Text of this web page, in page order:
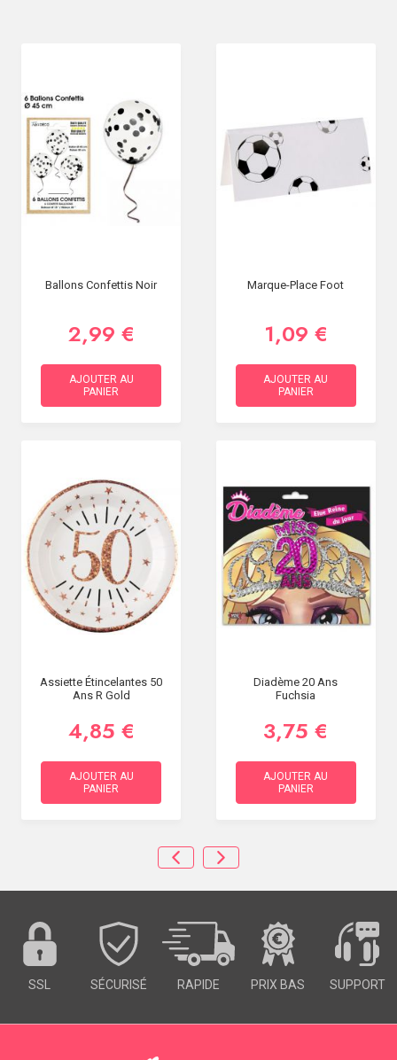
Ballons Confettis Noir
2,99 €
AJOUTER AU
PANIER
Marque-Place Foot
1,09 €
AJOUTER AU
PANIER
Assiette Étincelantes 50
Ans R Gold
4,85 €
AJOUTER AU
PANIER
Diadème 20 Ans
Fuchsia
3,75 €
AJOUTER AU
PANIER
SSL SÉCURISÉ RAPIDE PRIX BAS SUPPORT